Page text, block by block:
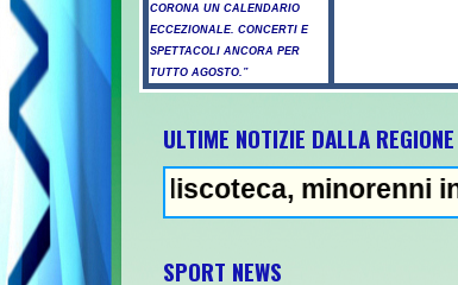
CORONA UN CALENDARIO
ECCEZIONALE. CONCERTI E
SPETTACOLI ANCORA PER
TUTTO AGOSTO.”
ULTIME NOTIZIE DALLA REGIONE
minorenni intossicati a
SPORT NEWS